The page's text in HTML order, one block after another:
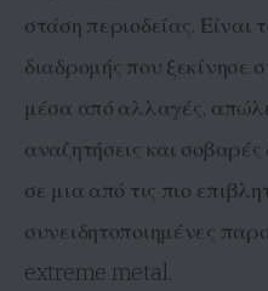
στάση περιοδείας. Είναι
διαδρομής που
μέσα από αλλαγές,
αναζητήσεις και σοβαρές
σε μια από τις πιο
συνειδητοποιημένες
extreme metal.